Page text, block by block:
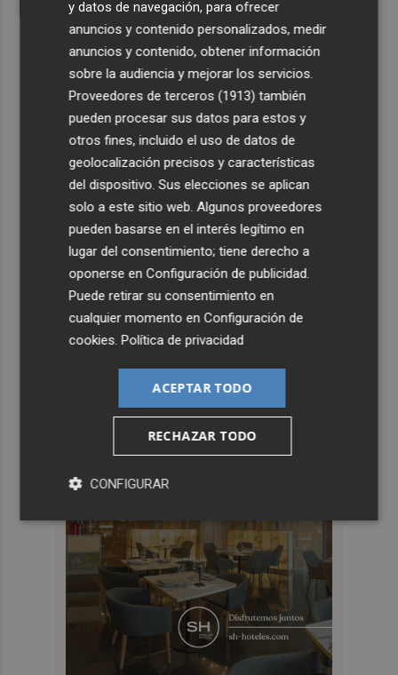
y datos de navegación, para ofrecer
anuncios y contenido personalizados, medir
anuncios y contenido, obtener información
sobre la audiencia y mejorar los servicios.
Proveedores de terceros (1913) también
pueden procesar sus datos para estos y
otros fines, incluido el uso de datos de
geolocalización precisos y características
del dispositivo. Sus elecciones se aplican
solo a este sitio web. Algunos proveedores
pueden basarse en el interés legítimo en
lugar del consentimiento; tiene derecho a
oponerse enConfiguración de publicidad
Puede retirar su consentimiento en
cualquier momento enConfiguración de
cookies .Política de privacidad
ACEPTAR TODO
RECHAZAR TODO
CONFIGURAR